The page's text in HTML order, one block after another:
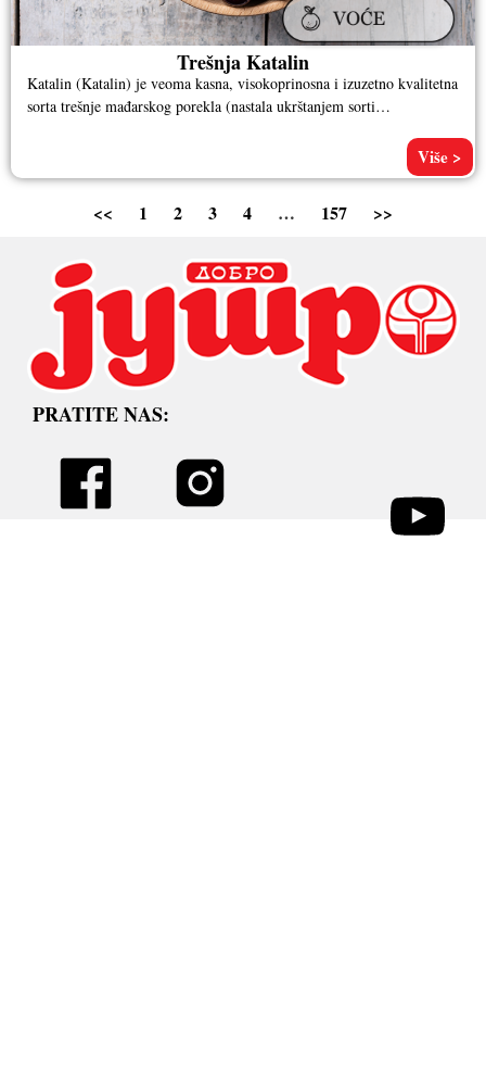
Trešnja Katalin
Katalin (Katalin) je veoma kasna, visokoprinosna i izuzetno kvalitetna
sorta trešnje mađarskog porekla (nastala ukrštanjem sorti
Više >
<< 1 2 3 4 … 157 >>
PRATITE NAS: